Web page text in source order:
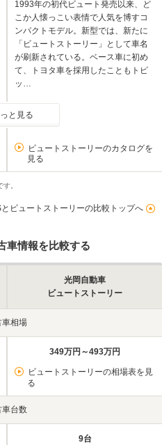
1993年の初代ビュート発売以来、ど
こか人懐っこい表情で人気を博すコ
ンパクトモデル。新型では、新たに
「ビュートストーリー」として車名
が刷新されている。ベース車に初め
て、トヨタ車を採用したこともトピ
ッ…
と見る
ビュートストーリーのカタログを
見る
。
とビュートストーリーの比較トップへ
車情報を比較する
光岡自動車
ビュートストーリー
車相場
349万円～493万円
ビュートストーリーの相場表を見
る
車台数
9台